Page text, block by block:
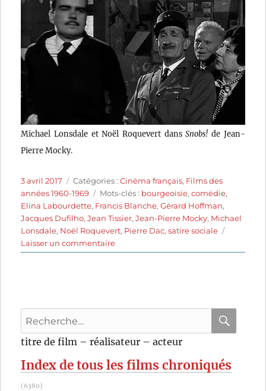
Michael Lonsdale et Noël Roquevert dansSnobs! de Jean-
Pierre Mocky.
Publié
le
3 avril 2017 Catégories
Catégories :Cinéma français, Films des
années 1960-1969
Étiquettes
Mots-clés : bourgeoisie,comédie,
Elina Labourdette, Francis Blanche,Gérard Hoffman,
Jacques Dufilho,Jean Tissier,Jean-Pierre Mocky, Michael
Lonsdale, Noël Roquevert, Pierre Dac,satire sociale
Laisser un commentairesur
Snobs!
Recherche
pour
titre de film – réalisateur – acteur
Index de tous les films chroniqués
(6380)